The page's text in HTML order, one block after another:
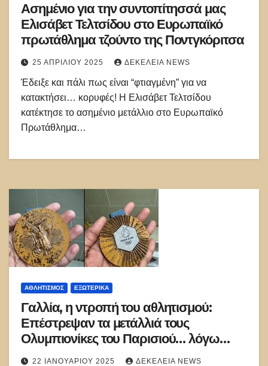
Ασημένιο για την συντοπίτησσά μας
Ελισάβετ Τελτσίδου στο Ευρωπαϊκό
πρωτάθλημα τζούντο της Ποντγκόριτσα
25 ΑΠΡΙΛΊΟΥ 2025 ΔΕΚΈΛΕΙΑ NEWS
Έδειξε και πάλι πως είναι “φτιαγμένη” για να
κατακτήσει… κορυφές! Η Ελισάβετ Τελτσίδου
κατέκτησε το ασημένιο μετάλλιο στο Ευρωπαϊκό
Πρωτάθλημα…
ΑΘΛΗΤΙΣΜΌΣ ΕΞΩΤΕΡΙΚΑ
Γαλλία, η ντροπή του αθλητισμού:
Επέστρεψαν τα μετάλλιά τους
Ολυμπιονίκες του Παρισιού… λόγω
σκουριάς
22 ΙΑΝΟΥΑΡΊΟΥ 2025 ΔΕΚΈΛΕΙΑ NEWS